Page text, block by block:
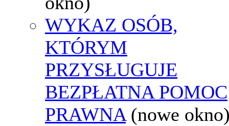
WYKAZ OSÓB,
KTÓRYM
PRZYSŁUGUJE
BEZPŁATNA POMOC
PRAWNA (nowe